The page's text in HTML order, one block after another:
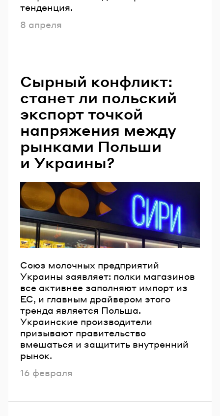
тенденция.
Опубликовано
8 апреля
Сырный конфликт:
станет ли польский
экспорт точкой
напряжения между
рынками Польши
и Украины?
Союз молочных предприятий
Украины заявляет: полки магазинов
все активнее заполняют импорт из
ЕС, и главным драйвером этого
тренда является Польша.
Украинские производители
призывают правительство
вмешаться и защитить внутренний
рынок.
Опубликовано
16 февраля